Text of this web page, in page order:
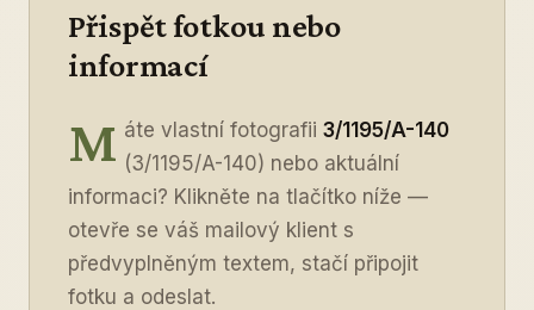
Přispět fotkou nebo
informací
M áte vlastní fotografii 3/1195/A-140
(3/1195/A-140) nebo aktuální
informaci? Klikněte na tlačítko níže —
otevře se váš mailový klient s
předvyplněným textem, stačí připojit
fotku a odeslat.